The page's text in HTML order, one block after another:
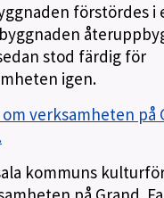
förstördes i
stod färdig för
igen.
om verksamheten på
kommuns